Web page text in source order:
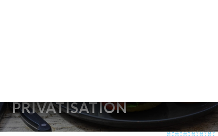
PRIVATISATION